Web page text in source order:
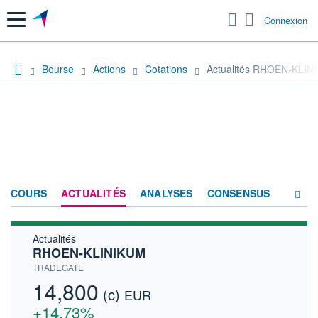
Menu Connexion
Bourse Actions Cotations Actualités RHOEN-
COURS ACTUALITÉS ANALYSES CONSENSUS
Actualités
RHOEN-KLINIKUM
TRADEGATE
14,800 (c) EUR
+14,73%